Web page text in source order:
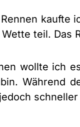
kaufte
teil. Das
wollte ich
Während